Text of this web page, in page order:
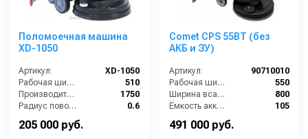
Поломоечная машина
XD-1050
Артикул:
XD-1050
Рабочая ширина основной щётки (мм):
510
Производительность по площади (м2/ч):
1750
Радиус поворота (м):
0.6
205 000 руб.
Comet CPS 55BT (без
АКБ и ЗУ)
Артикул:
90710010
Рабочая ширина щеток (мм):
550
Ширина всасывающей балки (мм):
800
Ёмкость аккумуляторов (Ач):
105
491 000 руб.